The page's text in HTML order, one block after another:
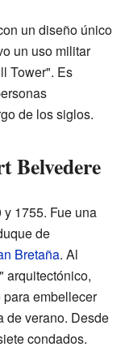
un diseño único
un uso militar
Tower". Es
de los siglos.
Belvedere
1755. Fue una
de
Bretaña. Al
arquitectónico,
embellecer
de verano. Desde
condados.